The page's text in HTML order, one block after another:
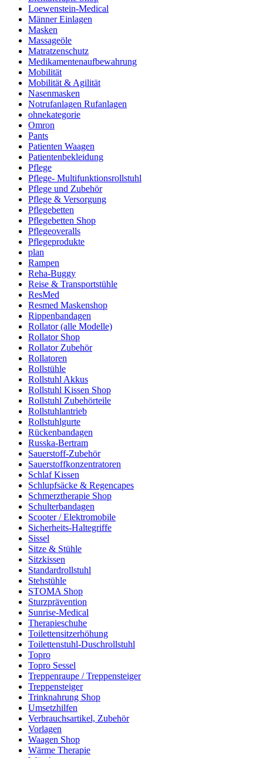
Loewenstein-Medical
Männer Einlagen
Masken
Massageöle
Matratzenschutz
Medikamentenaufbewahrung
Mobilität
Mobilität & Agilität
Nasenmasken
Notrufanlagen Rufanlagen
ohnekategorie
Omron
Pants
Patienten Waagen
Patientenbekleidung
Pflege
Pflege- Multifunktionsrollstuhl
Pflege und Zubehör
Pflege & Versorgung
Pflegebetten
Pflegebetten Shop
Pflegeoveralls
Pflegeprodukte
plan
Rampen
Reha-Buggy
Reise & Transportstühle
ResMed
Resmed Maskenshop
Rippenbandagen
Rollator (alle Modelle)
Rollator Shop
Rollator Zubehör
Rollatoren
Rollstühle
Rollstuhl Akkus
Rollstuhl Kissen Shop
Rollstuhl Zubehörteile
Rollstuhlantrieb
Rollstuhlgurte
Rückenbandagen
Russka-Bertram
Sauerstoff-Zubehör
Sauerstoffkonzentratoren
Schlaf Kissen
Schlupfsäcke & Regencapes
Schmerztherapie Shop
Schulterbandagen
Scooter / Elektromobile
Sicherheits-Haltegriffe
Sissel
Sitze & Stühle
Sitzkissen
Standardrollstuhl
Stehstühle
STOMA Shop
Sturzprävention
Sunrise-Medical
Therapieschuhe
Toilettensitzerhöhung
Toilettenstuhl-Duschrollstuhl
Topro
Topro Sessel
Treppenraupe / Treppensteiger
Treppensteiger
Trinknahrung Shop
Umsetzhilfen
Verbrauchsartikel, Zubehör
Vorlagen
Waagen Shop
Wärme Therapie